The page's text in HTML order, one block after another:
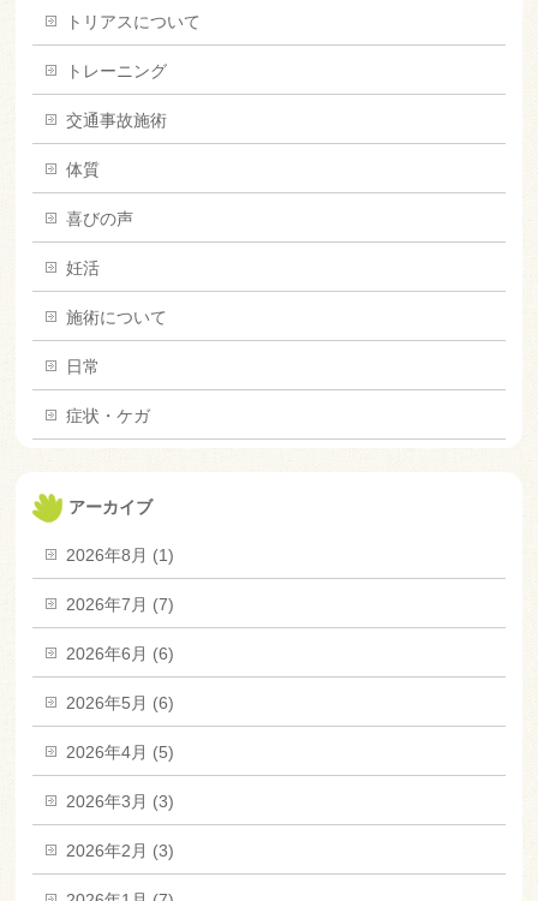
トリアスについて
トレーニング
交通事故施術
体質
喜びの声
妊活
施術について
日常
症状・ケガ
アーカイブ
2026年8月 (1)
2026年7月 (7)
2026年6月 (6)
2026年5月 (6)
2026年4月 (5)
2026年3月 (3)
2026年2月 (3)